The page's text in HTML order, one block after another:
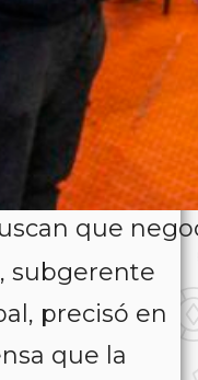
que
subgerente
precisó en
que la